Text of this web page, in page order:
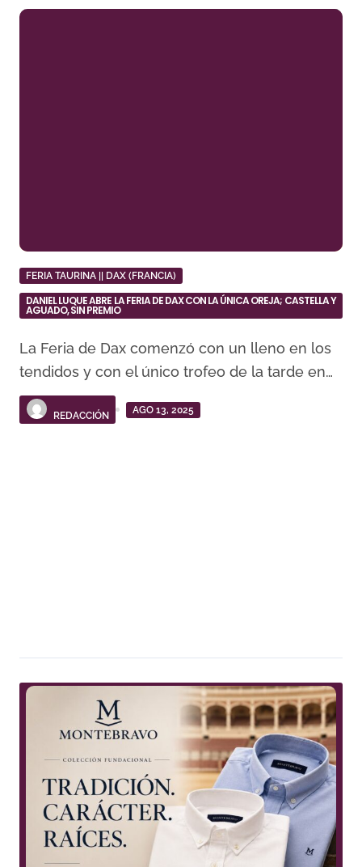
FERIA TAURINA || DAX (FRANCIA)
DANIEL LUQUE ABRE LA FERIA DE DAX CON LA ÚNICA OREJA; CASTELLA Y
AGUADO, SIN PREMIO
La Feria de Dax comenzó con un lleno en los
tendidos y con el único trofeo de la tarde en…
REDACCIÓN
AGO 13, 2025